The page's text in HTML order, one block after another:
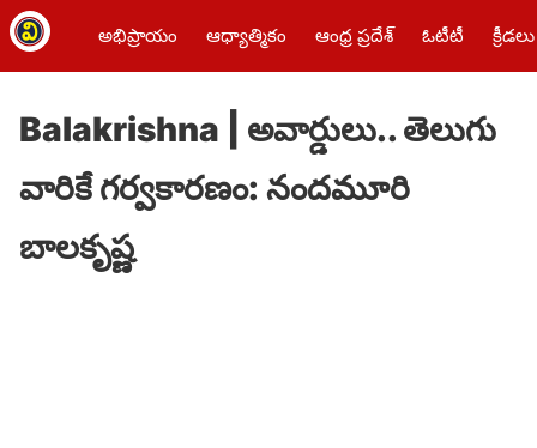
అభిప్రాయం ఆధ్యాత్మికం ఆంధ్ర ప్రదేశ్ ఓటీటీ క్రీడలు
Balakrishna | అవార్డులు.. తెలుగు
వారికే గర్వకారణం: నందమూరి
బాలకృష్ణ